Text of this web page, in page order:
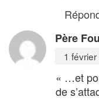
Père
1
« …et
de